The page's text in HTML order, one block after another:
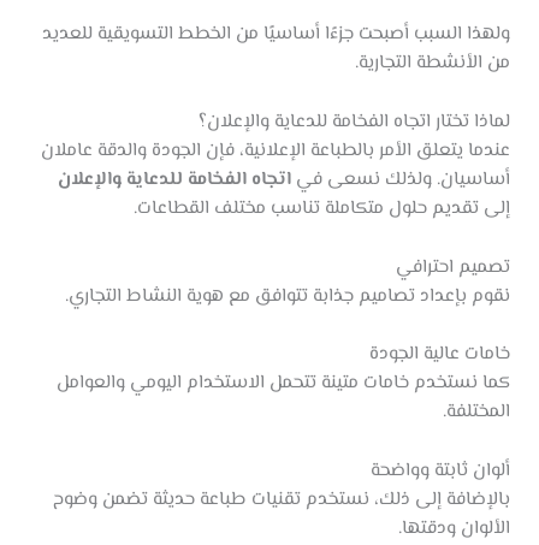
ولهذا السبب أصبحت جزءًا أساسيًا من الخطط التسويقية للعديد
من الأنشطة التجارية.
لماذا تختار اتجاه الفخامة للدعاية والإعلان؟
عندما يتعلق الأمر بالطباعة الإعلانية، فإن الجودة والدقة عاملان
أساسيان. ولذلك نسعى في اتجاه الفخامة للدعاية والإعلان
إلى تقديم حلول متكاملة تناسب مختلف القطاعات.
تصميم احترافي
نقوم بإعداد تصاميم جذابة تتوافق مع هوية النشاط التجاري.
خامات عالية الجودة
كما نستخدم خامات متينة تتحمل الاستخدام اليومي والعوامل
المختلفة.
ألوان ثابتة وواضحة
بالإضافة إلى ذلك، نستخدم تقنيات طباعة حديثة تضمن وضوح
الألوان ودقتها.